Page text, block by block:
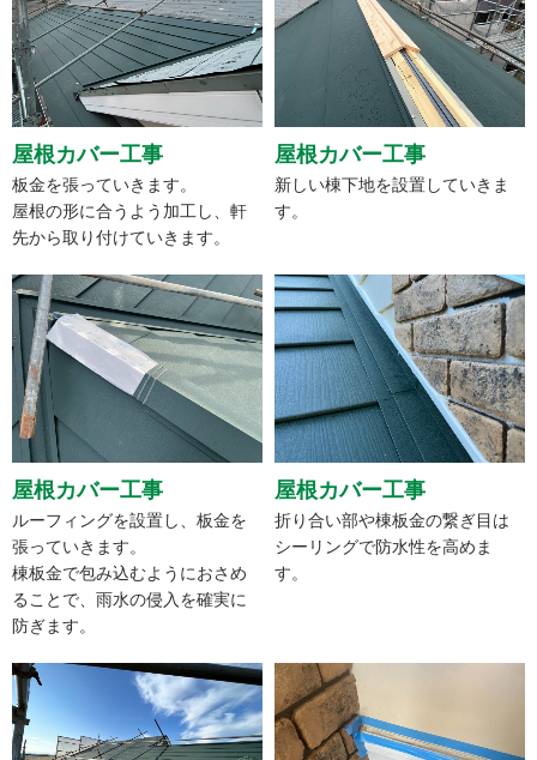
屋根カバー工事
板金を張っていきます。
屋根の形に合うよう加工し、軒
先から取り付けていきます。
屋根カバー工事
新しい棟下地を設置していきま
す。
屋根カバー工事
ルーフィングを設置し、板金を
張っていきます。
棟板金で包み込むようにおさめ
ることで、雨水の侵入を確実に
防ぎます。
屋根カバー工事
折り合い部や棟板金の繋ぎ目は
シーリングで防水性を高めま
す。